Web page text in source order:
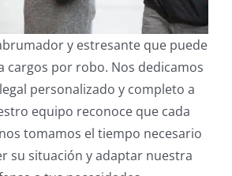
y estresante que puede
cargos por robo. Nos dedicamos
personalizado y completo a
equipo reconoce que cada
tomamos el tiempo necesario
su situación y adaptar nuestra